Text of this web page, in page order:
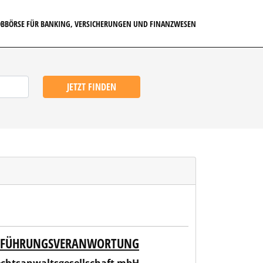
FÜR BANKING, VERSICHERUNGEN UND FINANZWESEN
JETZT FINDEN
mbH